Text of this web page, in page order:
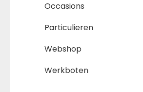
Occasions
Particulieren
Webshop
Werkboten